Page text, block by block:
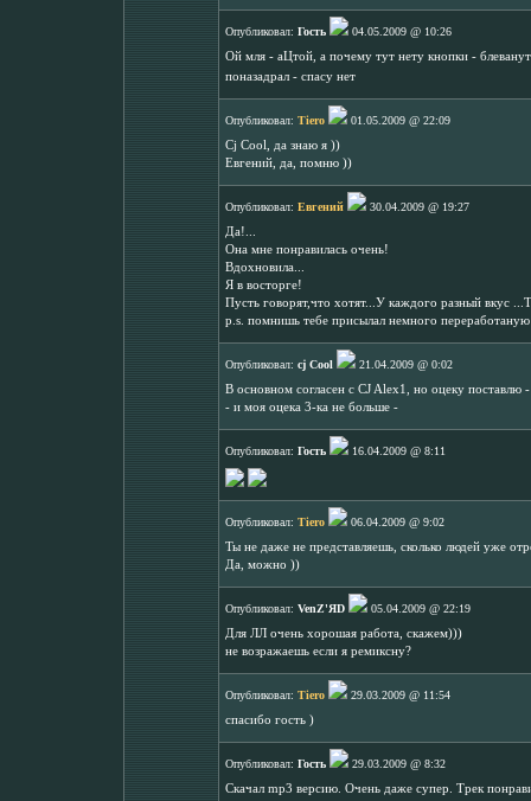
Опубликовал: Гость
04.05.2009 @ 10:26
Ой мля - аЦтой, а почему тут нету кнопки -
поназадрал - спасу нет
Опубликовал: Tiero
01.05.2009 @ 22:09
Cj Cool, да знаю я ))
Евгений, да, помню ))
Опубликовал: Евгений
30.04.2009 @ 19:27
Да!...
Она мне понравилась очень!
Вдохновила...
Я в восторге!
Пусть говорят,что хотят...У каждого разный вкус
p.s. помнишь тебе присылал немного
Опубликовал: cj Cool
21.04.2009 @ 0:02
В основном согласен с CJ Alex1, но оцеку поставлю
- и моя оцека 3-ка не больше -
Опубликовал: Гость 16.04.2009 @ 8:11
Опубликовал: Tiero
06.04.2009 @ 9:02
Ты не даже не представляешь, сколько людей уже
Да, можно ))
Опубликовал: VenZ'ЯD
05.04.2009 @ 22:19
Для ЛЛ очень хорошая работа, скажем)))
не возражаешь если я ремиксну?
Опубликовал: Tiero
29.03.2009 @ 11:54
спасибо гость )
Опубликовал: Гость
29.03.2009 @ 8:32
Скачал mp3 версию. Очень даже супер. Трек